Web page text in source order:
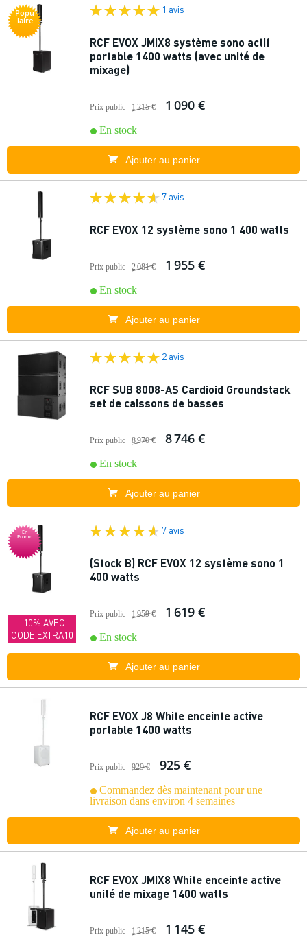
Popu
laire
1 avis
RCF EVOX JMIX8 système sono actif
portable 1400 watts (avec unité de
mixage)
Prix public 1 215 € 1 090 €
En stock
Ajouter au panier
7 avis
RCF EVOX 12 système sono 1 400 watts
Prix public 2 081 € 1 955 €
En stock
Ajouter au panier
2 avis
RCF SUB 8008-AS Cardioid Groundstack
set de caissons de basses
Prix public 8 970 € 8 746 €
En stock
Ajouter au panier
En
Promo
-10% AVEC
CODE EXTRA10
7 avis
(Stock B) RCF EVOX 12 système sono 1
400 watts
Prix public 1 959 € 1 619 €
En stock
Ajouter au panier
RCF EVOX J8 White enceinte active
portable 1400 watts
Prix public 929 € 925 €
Commandez dès maintenant pour une
livraison dans environ 4 semaines
Ajouter au panier
RCF EVOX JMIX8 White enceinte active
unité de mixage 1400 watts
Prix public 1 215 € 1 145 €